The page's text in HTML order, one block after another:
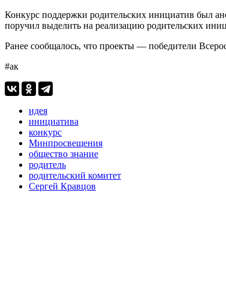
Конкурс поддержки родительских инициатив был
поручил выделить на реализацию родительских
Ранее сообщалось, что проекты — победители
#ак
идея
инициатива
конкурс
Минпросвещения
общество знание
родитель
родительский комитет
Сергей Кравцов